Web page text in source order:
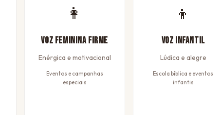
👩
Voz Feminina Firme
Enérgica e motivacional
Eventos e campanhas
especiais
👦
Voz Infantil
Lúdica e alegre
Escola bíblica e eventos
infantis